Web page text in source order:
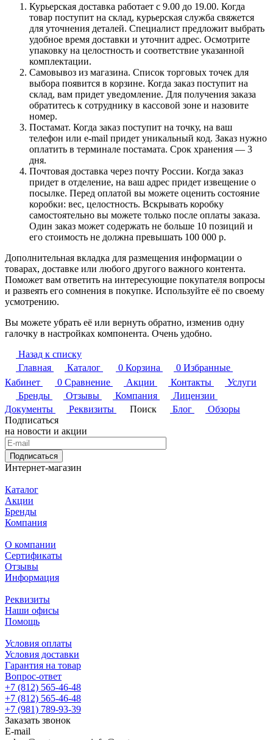
Курьерская доставка работает с 9.00 до 19.00. Когда
товар поступит на склад, курьерская служба свяжется
для уточнения деталей. Специалист предложит выбрать
удобное время доставки и уточнит адрес. Осмотрите
упаковку на целостность и соответствие указанной
комплектации.
Самовывоз из магазина. Список торговых точек для
выбора появится в корзине. Когда заказ поступит на
склад, вам придет уведомление. Для получения заказа
обратитесь к сотруднику в кассовой зоне и назовите
номер.
Постамат. Когда заказ поступит на точку, на ваш
телефон или e-mail придет уникальный код. Заказ нужно
оплатить в терминале постамата. Срок хранения — 3
дня.
Почтовая доставка через почту России. Когда заказ
придет в отделение, на ваш адрес придет извещение о
посылке. Перед оплатой вы можете оценить состояние
коробки: вес, целостность. Вскрывать коробку
самостоятельно вы можете только после оплаты заказа.
Один заказ может содержать не больше 10 позиций и
его стоимость не должна превышать 100 000 р.
Дополнительная вкладка для размещения информации о
товарах, доставке или любого другого важного контента.
Поможет вам ответить на интересующие покупателя вопросы
и развеять его сомнения в покупке. Используйте её по своему
усмотрению.
Вы можете убрать её или вернуть обратно, изменив одну
галочку в настройках компонента. Очень удобно.
Назад к списку
Главная
Каталог 0 Корзина 0 Избранные
Кабинет
0 Сравнение Акции Контакты
Услуги
Бренды
Отзывы Компания
Лицензии
Документы
Реквизиты Поиск Блог
Обзоры
Подписаться
на новости и акции
Подписаться
Интернет-магазин
Каталог
Акции
Бренды
Компания
О компании
Сертификаты
Отзывы
Информация
Реквизиты
Наши офисы
Помощь
Условия оплаты
Условия доставки
Гарантия на товар
Вопрос-ответ
+7 (812) 565-46-48
+7 (812) 565-46-48
+7 (981) 789-93-39
Заказать звонок
E-mail